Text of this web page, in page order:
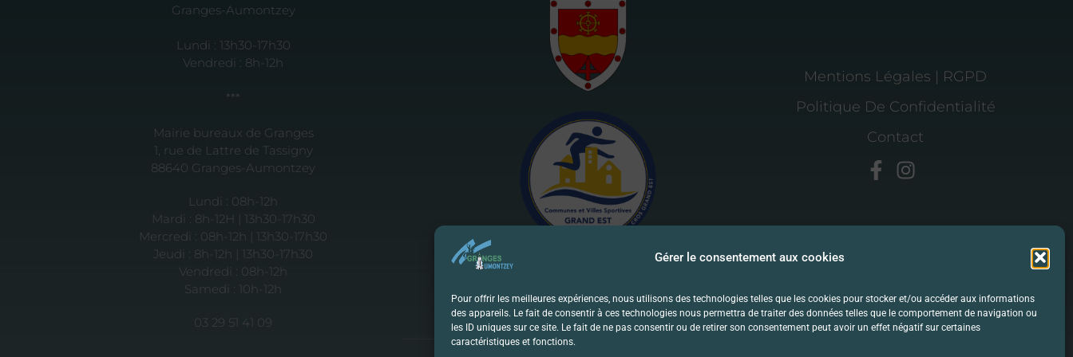
Gérer le consentement aux cookies
Pour offrir les meilleures expériences, nous utilisons des technologies telles que les cookies pour stocker et/ou accéder aux informations
des appareils. Le fait de consentir à ces technologies nous permettra de traiter des données telles que le comportement de navigation ou
les ID uniques sur ce site. Le fait de ne pas consentir ou de retirer son consentement peut avoir un effet négatif sur certaines
caractéristiques et fonctions.
Granges-Aumontzey
Lundi : 13h30-17h30
Vendredi : 8h-12h
***
Mairie bureaux de Granges
1, rue de Lattre de Tassigny
88640 Granges-Aumontzey
Lundi : 08h-12h
Mardi : 8h-12H | 13h30-17h30
Mercredi : 08h-12h | 13h30-17h30
Jeudi : 8h-12h | 13h30-17h30
Vendredi : 08h-12h
Samedi : 10h-12h
03 29 51 41 09
Mentions Légales | RGPD
Politique De Confidentialité
Contact